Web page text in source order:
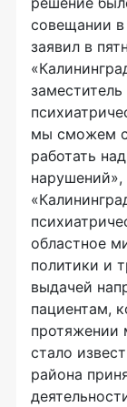
совещании в
заявил в
заместитель
мы сможем
работать
областное
политики и
выдачей
пациентам,
протяжении
стало
района